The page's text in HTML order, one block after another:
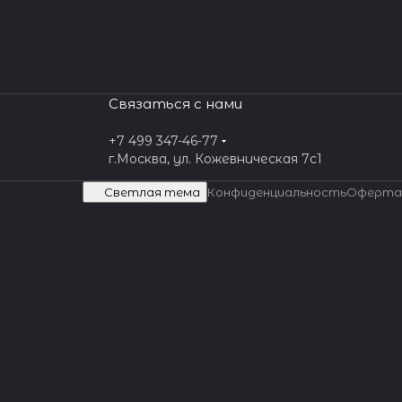
Связаться с нами
+7 499 347-46-77
г.Москва, ул. Кожевническая 7c1
Светлая тема КонфиденциальностьОферта